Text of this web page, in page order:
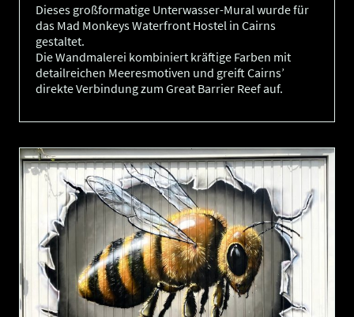
Dieses großformatige Unterwasser-Mural wurde für
das Mad Monkeys Waterfront Hostel in Cairns
gestaltet.
Die Wandmalerei kombiniert kräftige Farben mit
detailreichen Meeresmotiven und greift Cairns’
direkte Verbindung zum Great Barrier Reef auf.